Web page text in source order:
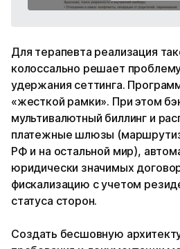
Для терапевта реализация
колоссально решает
удержания сеттинга.
«жесткой рамки». При этом
мультивалютный биллинг и
платежные шлюзы
РФ и на остальной мир),
юридически значимых
фискализацию с учетом
статуса сторон.
Создать бесшовную